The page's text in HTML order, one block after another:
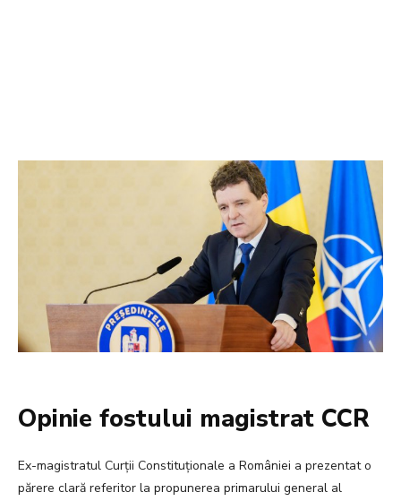
Opinie fostului magistrat CCR
Ex-magistratul Curții Constituționale a României a prezentat o
părere clară referitor la propunerea primarului general al